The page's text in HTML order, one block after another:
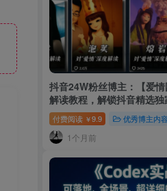
抖音24W粉丝博主：【爱
解读教程，解锁抖音精选
付费阅读 ￥9.9 优秀博主内
1个月前